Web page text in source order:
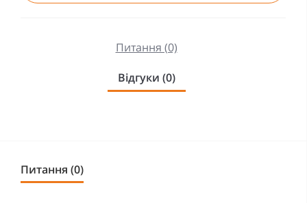
Питання (0)
Відгуки (0)
Питання (0)